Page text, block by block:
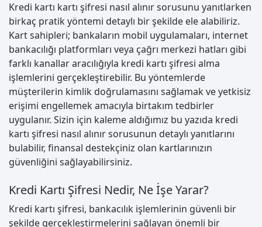
Kredi kartı kartı şifresi nasıl alınır sorusunu yanıtlarken
birkaç pratik yöntemi detaylı bir şekilde ele alabiliriz.
Kart sahipleri; bankaların mobil uygulamaları, internet
bankacılığı platformları veya çağrı merkezi hatları gibi
farklı kanallar aracılığıyla kredi kartı şifresi alma
işlemlerini gerçekleştirebilir. Bu yöntemlerde
müşterilerin kimlik doğrulamasını sağlamak ve yetkisiz
erişimi engellemek amacıyla birtakım tedbirler
uygulanır. Sizin için kaleme aldığımız bu yazıda kredi
kartı şifresi nasıl alınır sorusunun detaylı yanıtlarını
bulabilir, finansal destekçiniz olan kartlarınızın
güvenliğini sağlayabilirsiniz.
Kredi Kartı Şifresi Nedir, Ne İşe Yarar?
Kredi kartı şifresi, bankacılık işlemlerinin güvenli bir
şekilde gerçekleştirmelerini sağlayan önemli bir